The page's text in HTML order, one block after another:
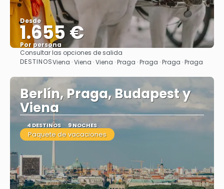
Desde
1.655 €
Por persona
Ver
Consultar las opciones de salida
DESTINOSViena · Viena · Viena · Praga · Praga · Praga · Praga
Berlín, Praga, Budapest y
Viena
4 DESTINOS 9 NOCHES
Paquete de vacaciones